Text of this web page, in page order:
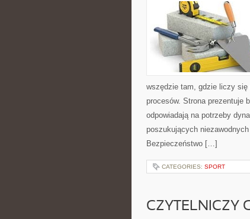
wszędzie tam, gdzie liczy się
procesów. Strona prezentuje
odpowiadają na potrzeby
poszukujących
Bezpieczeństwo […]
CATEGORIES: SPORT
CZYTELNICZY